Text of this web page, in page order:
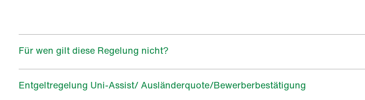
Für wen gilt diese Regelung nicht?
Entgeltregelung Uni-Assist/ Ausländerquote/Bewerberbestätigung